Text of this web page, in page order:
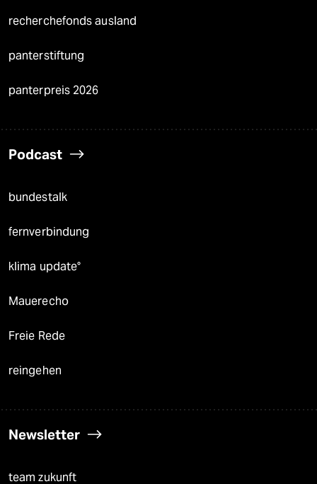
recherchefonds ausland
panterstiftung
panterpreis 2026
Podcast
bundestalk
fernverbindung
klima update°
Mauerecho
Freie Rede
reingehen
Newsletter
team zukunft